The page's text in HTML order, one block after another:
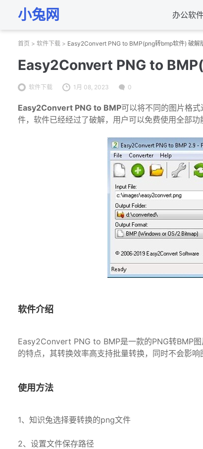
小兔网 办公软
首页 > 软件下载 > Easy2Convert PNG to BMP(png转bmp软件) 破解
Easy2Convert PNG to
软件下载 1月 08, 2023 0
Easy2Convert PNG to BMP可以将不同的图片格
件，软件已经经过了破解，用户可以免费使用全部功
软件介绍
Easy2Convert PNG to BMP是一款的PNG转BMP
的特点，其转换效率高支持批量转换，同时不会影响
使用方法
1、知识兔选择要转换的png文件
2、设置文件保存路径